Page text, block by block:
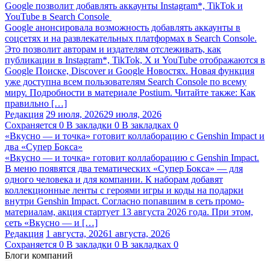
Google позволит добавлять аккаунты Instagram*, TikTok и
YouTube в Search Console
Google анонсировала возможность добавлять аккаунты в
соцсетях и на развлекательных платформах в Search Console.
Это позволит авторам и издателям отслеживать, как
публикации в Instagram*, TikTok, X и YouTube отображаются в
Google Поиске, Discover и Google Новостях. Новая функция
уже доступна всем пользователям Search Console по всему
миру. Подробности в материале Postium. Читайте также: Как
правильно […]
Редакция 29 июля, 202629 июля, 2026
Сохраняется 0 В закладки 0 В закладках 0
«Вкусно — и точка» готовит коллаборацию с Genshin Impact и
два «Супер Бокса»
«Вкусно — и точка» готовит коллаборацию с Genshin Impact.
В меню появятся два тематических «Супер Бокса» — для
одного человека и для компании. К наборам добавят
коллекционные ленты с героями игры и коды на подарки
внутри Genshin Impact. Согласно попавшим в сеть промо-
материалам, акция стартует 13 августа 2026 года. При этом,
сеть «Вкусно — и […]
Редакция 1 августа, 20261 августа, 2026
Сохраняется 0 В закладки 0 В закладках 0
Блоги компаний